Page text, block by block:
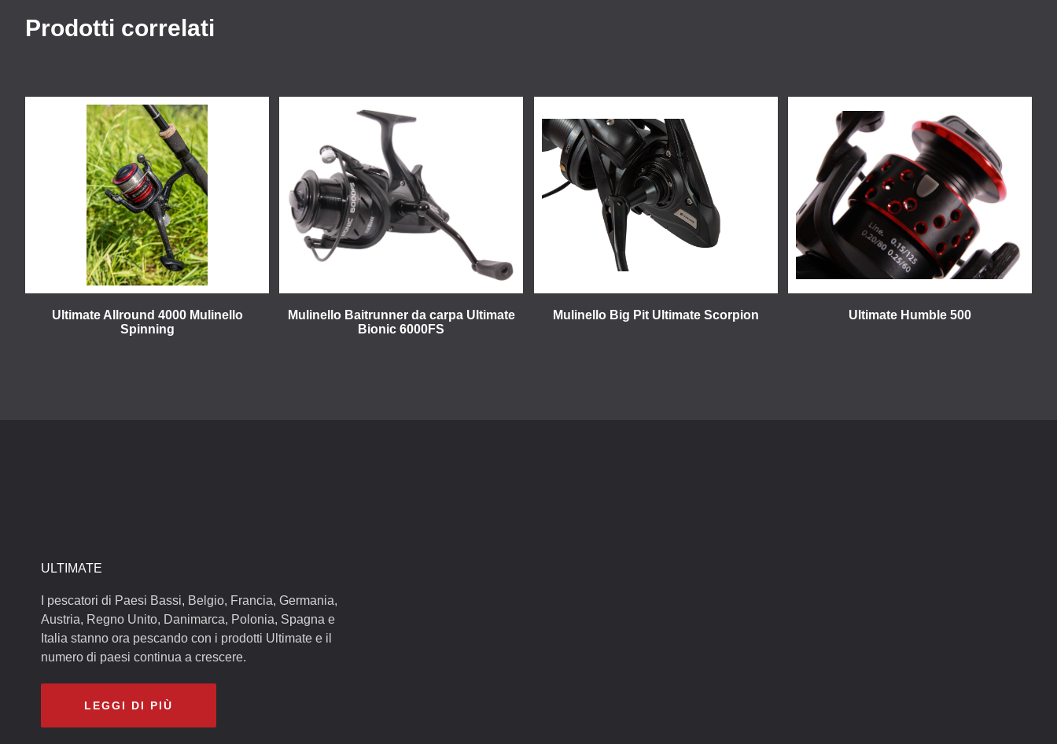
Prodotti correlati
Ultimate Allround 4000 Mulinello
Spinning
Mulinello Baitrunner da carpa Ultimate
Bionic 6000FS
Mulinello Big Pit Ultimate Scorpion Ultimate Humble 500
ULTIMATE
I pescatori di Paesi Bassi, Belgio, Francia, Germania,
Austria, Regno Unito, Danimarca, Polonia, Spagna e
Italia stanno ora pescando con i prodotti Ultimate e il
numero di paesi continua a crescere.
LEGGI DI PIÙ